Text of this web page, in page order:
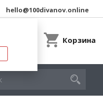
hello@100divanov.online
Корзина